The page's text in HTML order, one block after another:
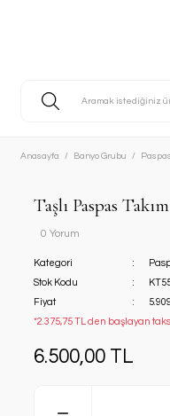
Anasayfa Banyo Grubu
Taşlı Paspas
0 Yorum
Kategori
Stok Kodu
Fiyat
*2.375,75 TL den başlayan
6.500,00 TL